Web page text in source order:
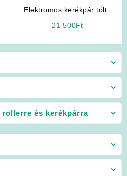
és kerékpárra
Elektromos kerékpár töltő
21 500Ft